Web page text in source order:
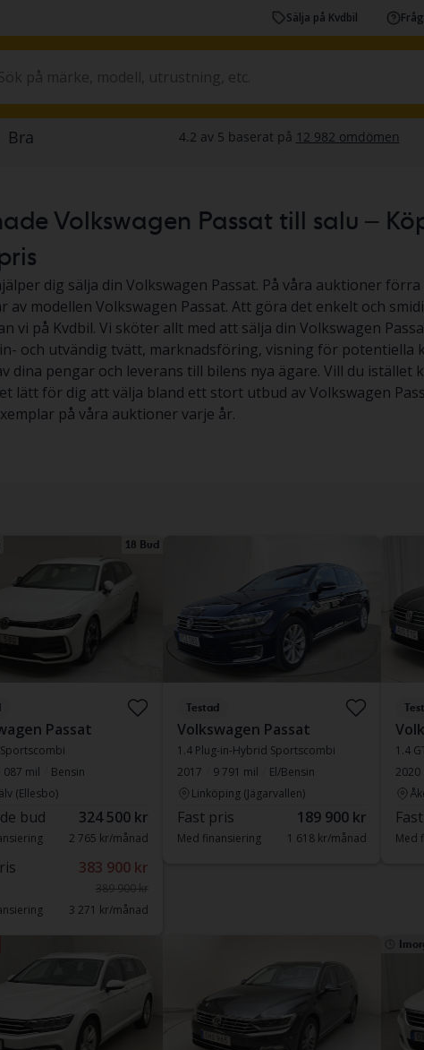
Sälja på Kvdbil
Volkswagen Passat till salu –
dig sälja din Volkswagen Passat. På våra auktioner
av modellen Volkswagen Passat. Att göra det enkelt och
vi på Kvdbil. Vi sköter allt med att sälja din Volkswagen
och utvändig tvätt, marknadsföring, visning för potentiella
dina pengar och leverans till bilens nya ägare. Vill du istället
lätt för dig att välja bland ett stort utbud av Volkswagen
på våra auktioner varje år.
18 Bud
Passat
Sportscombi
087 mil
Bensin
(Ellesbo)
bud 324 500 kr
2 765 kr/månad
383 900 kr
389 900 kr
3 271 kr/månad
Testad
Volkswagen Passat
1.4 Plug-in-Hybrid Sportscombi
2017
9 791 mil
El/Bensin
Linköping (Jägarvallen)
Fast pris 189 900 kr
Med finansiering 1 618 kr/månad
1.4
2020
Med